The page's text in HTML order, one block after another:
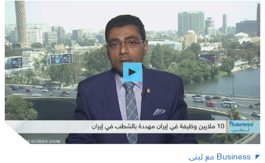
Business مع لبنى